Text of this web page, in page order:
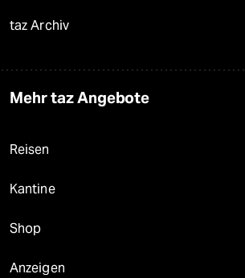
taz Archiv
Mehr taz Angebote
Reisen
Kantine
Shop
Anzeigen